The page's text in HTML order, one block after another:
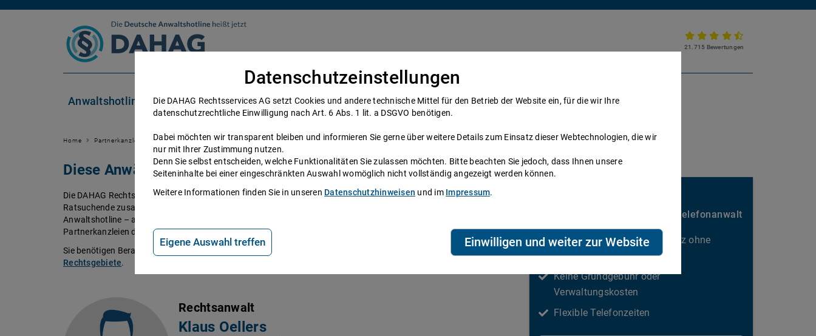
21.715 Bewertungen
Anwaltshotline Rechtsgebiete Über uns Anwälte Telefonanwalt werden Partnerkanzlei werden
Home Partnerkanzleien
Diese Anwälte beraten Sie gerne
Die DAHAG Rechtsservices AG stellt ein technisches System zur Verfügung, das Anwälte und
Ratsuchende zusammen bringt. Über 350 Partnerkanzleien aus ganz Deutschland beraten Sie über die
Anwaltshotline – an 365 Tagen im Jahr. Während ihrer Telefonzeiten erreichen Sie die
Partnerkanzleien der DAHAG Rechtsservices AG über ihre persönliche Durchwahl.
Sie benötigen Beratung in einem bestimmten Rechtsgebiet? Dann finden Sie alle Nummern hier:
Rechtsgebiete.
Rechtsanwalt
Klaus Oellers
Nebenbei Geld verdienen als Telefonanwalt
Kalkulierbarer Honorarumsatz ohne
Ausfallrisiko
Keine Grundgebühr oder
Verwaltungskosten
Flexible Telefonzeiten
Datenschutzeinstellungen
Die DAHAG Rechtsservices AG setzt Cookies und andere technische Mittel für den Betrieb der Website ein, für die wir Ihre
datenschutzrechtliche Einwilligung nach Art. 6 Abs. 1 lit. a DSGVO benötigen.
Dabei möchten wir transparent bleiben und informieren Sie gerne über weitere Details zum Einsatz dieser Webtechnologien, die wir
nur mit Ihrer Zustimmung nutzen.
Denn Sie selbst entscheiden, welche Funktionalitäten Sie zulassen möchten. Bitte beachten Sie jedoch, dass Ihnen unsere
Seiteninhalte bei einer eingeschränkten Auswahl womöglich nicht vollständig angezeigt werden können.
Weitere Informationen finden Sie in unseren Datenschutzhinweisen und im Impressum.
Eigene Auswahl treffen Einwilligen und weiter zur Website